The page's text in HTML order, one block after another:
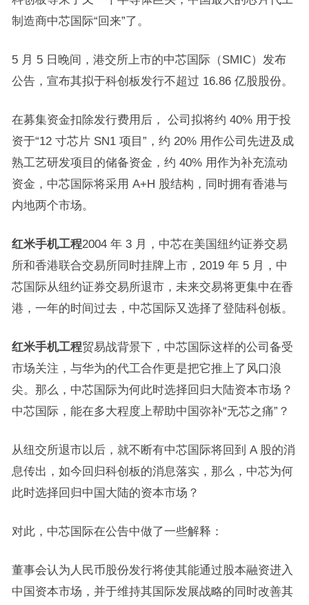
制造商中芯国际“回来”了。
5 月 5 日晚间，港交所上市的中芯国际（SMIC）发布
公告，宣布其拟于科创板发行不超过 16.86 亿股股份。
在募集资金扣除发行费用后， 公司拟将约 40% 用于投
资于“12 寸芯片 SN1 项目”，约 20% 用作公司先进及成
熟工艺研发项目的储备资金，约 40% 用作为补充流动
资金，中芯国际将采用 A+H 股结构，同时拥有香港与
内地两个市场。
红米手机工程2004 年 3 月，中芯在美国纽约证券交易
所和香港联合交易所同时挂牌上市，2019 年 5 月，中
芯国际从纽约证券交易所退市，未来交易将更集中在香
港，一年的时间过去，中芯国际又选择了登陆科创板。
红米手机工程贸易战背景下，中芯国际这样的公司备受
市场关注，与华为的代工合作更是把它推上了风口浪
尖。那么，中芯国际为何此时选择回归大陆资本市场？
中芯国际，能在多大程度上帮助中国弥补“无芯之痛”？
从纽交所退市以后，就不断有中芯国际将回到 A 股的消
息传出，如今回归科创板的消息落实，那么，中芯为何
此时选择回归中国大陆的资本市场？
对此，中芯国际在公告中做了一些解释：
董事会认为人民币股份发行将使其能通过股本融资进入
中国资本市场，并于维持其国际发展战略的同时改善其